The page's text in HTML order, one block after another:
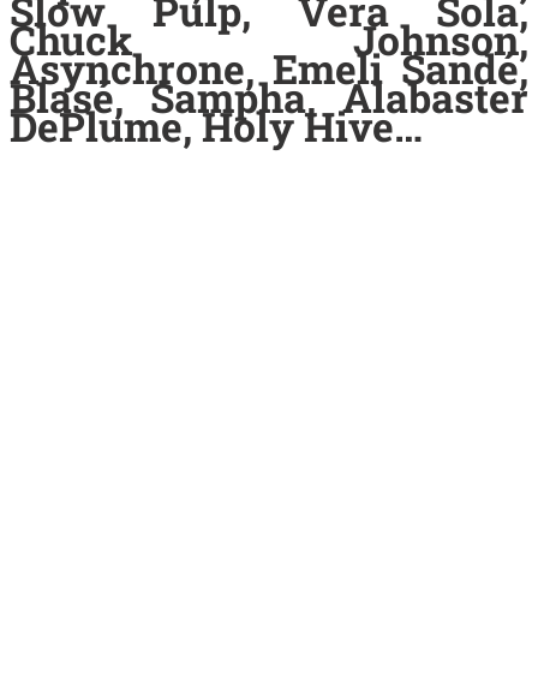
Chuck Johnson,
Asynchrone, Emeli Sandé,
Blasé, Sampha, Alabaster
DePlume, Holy Hive…